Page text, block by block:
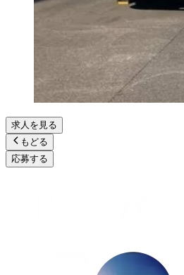
求人を見る
もどる
応募する